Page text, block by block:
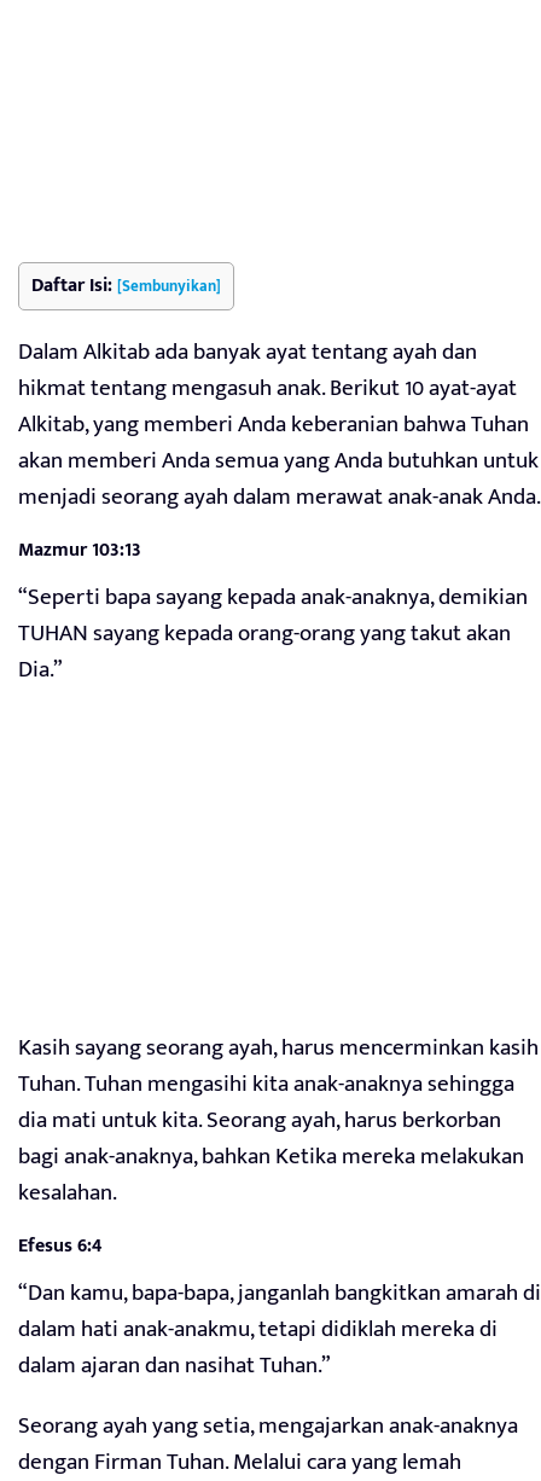
Daftar Isi:[Sembunyikan]
Dalam Alkitab ada banyak ayat tentang ayah dan
hikmat tentang mengasuh anak. Berikut 10 ayat-ayat
Alkitab, yang memberi Anda keberanian bahwa Tuhan
akan memberi Anda semua yang Anda butuhkan untuk
menjadi seorang ayah dalam merawat anak-anak Anda.
Mazmur 103:13
“Seperti bapa sayang kepada anak-anaknya, demikian
TUHAN sayang kepada orang-orang yang takut akan
Dia.”
Kasih sayang seorang ayah, harus mencerminkan kasih
Tuhan. Tuhan mengasihi kita anak-anaknya sehingga
dia mati untuk kita. Seorang ayah, harus berkorban
bagi anak-anaknya, bahkan Ketika mereka melakukan
kesalahan.
Efesus 6:4
“Dan kamu, bapa-bapa, janganlah bangkitkan amarah di
dalam hati anak-anakmu, tetapi didiklah mereka di
dalam ajaran dan nasihat Tuhan.”
Seorang ayah yang setia, mengajarkan anak-anaknya
dengan Firman Tuhan. Melalui cara yang lemah